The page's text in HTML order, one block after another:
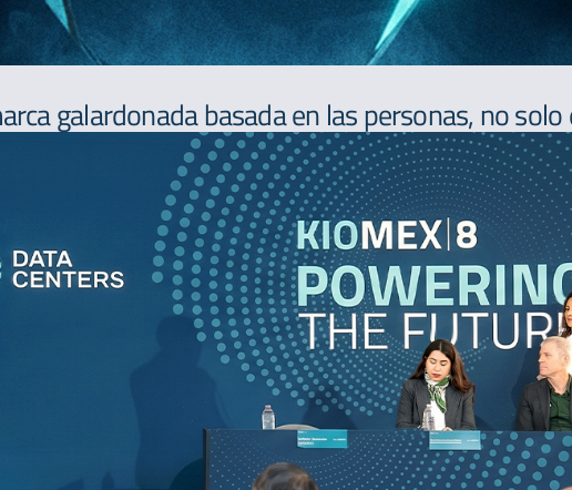
galardonada basada en las personas, no solo